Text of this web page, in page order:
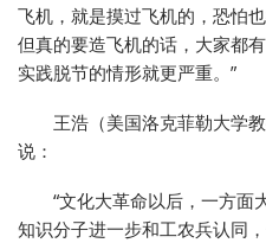
飞机，就是摸过飞机的，恐怕
但真的要造飞机的话，大家都
实践脱节的情形就更严重。”
王浩（美国洛克菲勒大学
说：
“文化大革命以后，一方面
知识分子进一步和工农兵认同